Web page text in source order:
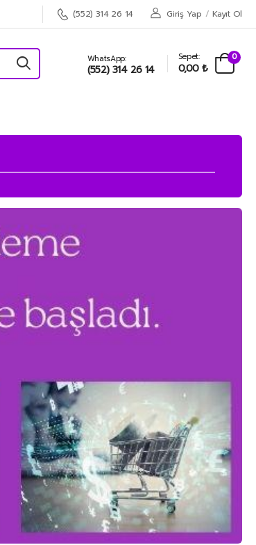
(552) 314 26 14 Giriş Yap / Kayıt Ol
WhatsApp:
(552) 314 26 14
Sepet:
0,00 ₺
0